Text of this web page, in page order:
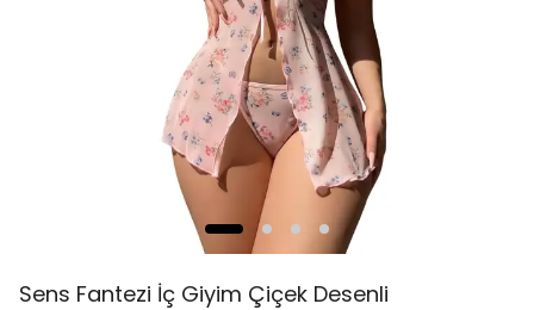
Sens Fantezi İç Giyim Çiçek Desenli